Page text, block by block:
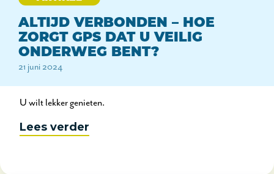
ALTIJD VERBONDEN – HOE
ZORGT GPS DAT U VEILIG
ONDERWEG BENT?
21 juni 2024
U wilt lekker genieten.
Lees verder